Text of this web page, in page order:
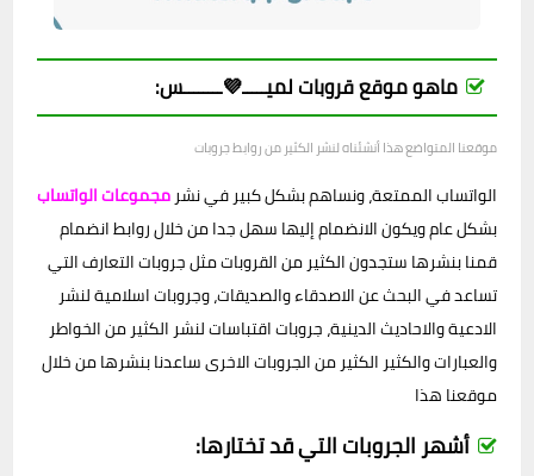
ماهو موقع قروبات لميـــــ💜ــــــــس:
موقعنا المتواضع هذا أنشئناه لنشر الكثير من روابط جروبات
الواتساب الممتعة، ونساهم بشكل كبير في نشرمجموعات الواتساب
بشكل عام ويكون الانضمام إليها سهل جدا من خلال روابط انضمام
قمنا بنشرها ستجدون الكثير من القروبات مثل جروبات التعارف التي
تساعد في البحث عن الاصدقاء والصديقات، وجروبات اسلامية لنشر
الادعية والاحاديث الدينية، جروبات اقتباسات لنشر الكثير من الخواطر
والعبارات والكثير الكثير من الجروبات الاخرى ساعدنا بنشرها من خلال
موقعنا هذا
أشهر الجروبات التي قد تختارها: